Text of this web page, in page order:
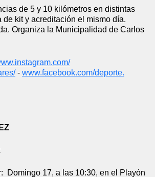
de 5 y 10 kilómetros en distintas
de kit y acreditación el mismo día.
Organiza la Municipalidad de Carlos
- www.facebook.com/deporte.
Domingo 17, a las 10:30, en el Playón